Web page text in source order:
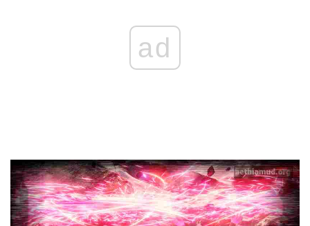
ad